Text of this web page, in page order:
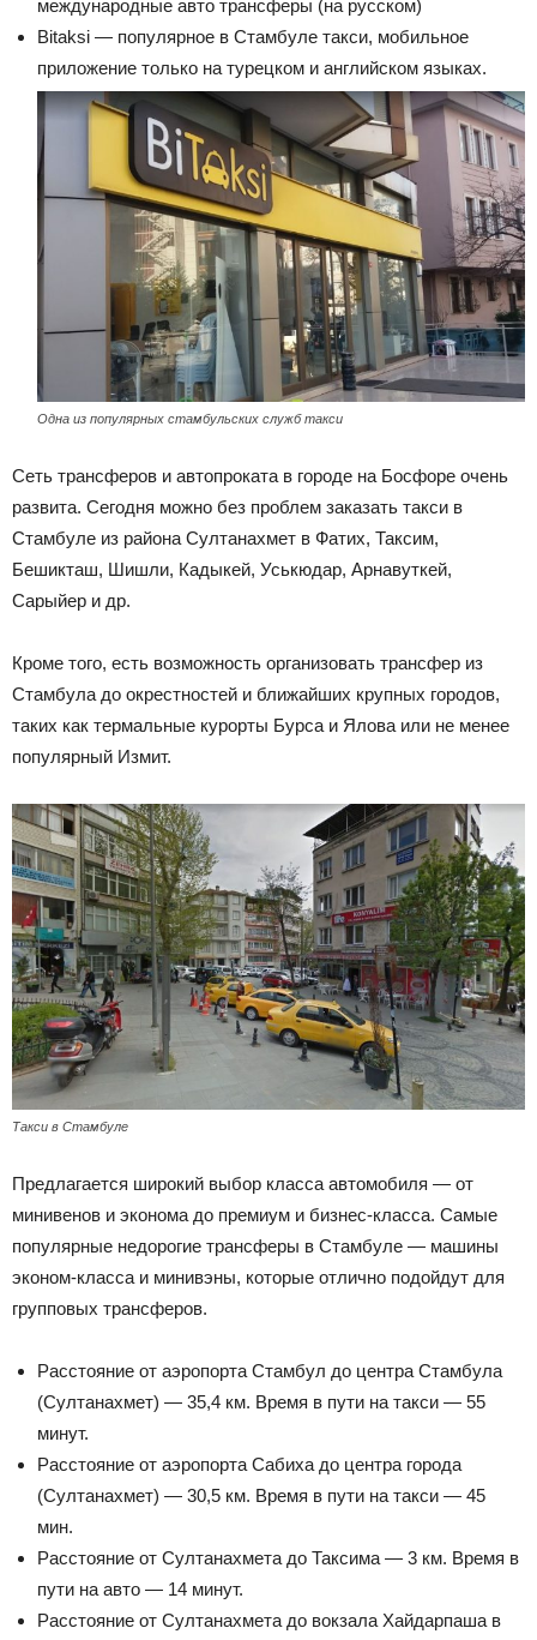
международные авто трансферы (на русском)
Bitaksi — популярное в Стамбуле такси, мобильное
приложение только на турецком и английском языках.
Одна из популярных стамбульских служб такси
Сеть трансферов и автопроката в городе на Босфоре очень
развита. Сегодня можно без проблем заказать такси в
Стамбуле из района Султанахмет в Фатих, Таксим,
Бешикташ, Шишли, Кадыкей, Уськюдар, Арнавуткей,
Сарыйер и др.
Кроме того, есть возможность организовать трансфер из
Стамбула до окрестностей и ближайших крупных городов,
таких как термальные курорты Бурса и Ялова или не менее
популярный Измит.
Такси в Стамбуле
Предлагается широкий выбор класса автомобиля — от
минивенов и эконома до премиум и бизнес-класса. Самые
популярные недорогие трансферы в Стамбуле — машины
эконом-класса и минивэны, которые отлично подойдут для
групповых трансферов.
Расстояние от аэропорта Стамбул до центра Стамбула
(Султанахмет) — 35,4 км. Время в пути на такси — 55
минут.
Расстояние от аэропорта Сабиха до центра города
(Султанахмет) — 30,5 км. Время в пути на такси — 45
мин.
Расстояние от Султанахмета до Таксима — 3 км. Время в
пути на авто — 14 минут.
Расстояние от Султанахмета до вокзала Хайдарпаша в